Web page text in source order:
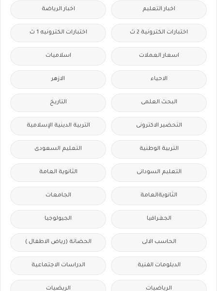
اخبار التعليم اخبار الرياضة
اختبارات الكترونية 2 ث اختبارات الكترونيه 1 ث
اسعار العملات اسلاميات
الاحياء الازهر
البحث العلمى التاريخ
التحضير الاكترونى التربية الدينية الإسلامية
التربية الوطنية التعليم السعودى
التعليم السودانى الثانوية العامة
الثانويةالعامة الجامعات
الجغرافيا الجيولوجيا
الحاسب الالى الحضانة (رياض الاطفال )
الدبلومات الفنية الدراسات الاجتماعية
الرياضيات الريضيات